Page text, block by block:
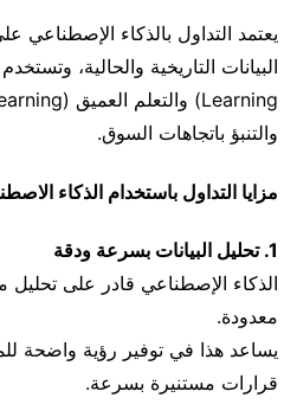
يعتمد التداول بالذكاء الإصطناعي
والتنبؤ باتجاهات السوق.
مزايا التداول باستخدام الذكاء
1. تحليل البيانات بسرعة ودقة
الذكاء الإصطناعي قادر على تحليل
معدودة.
يساعد هذا في توفير رؤية واضحة
قرارات مستنيرة بسرعة.